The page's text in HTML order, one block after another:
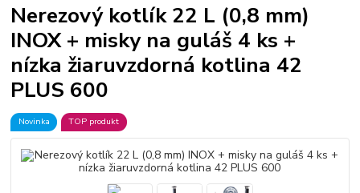
Nerezový kotlík 22 L (0,8 mm)
INOX + misky na guláš 4 ks +
nízka žiaruvzdorná kotlina 42
PLUS 600
Novinka TOP produkt